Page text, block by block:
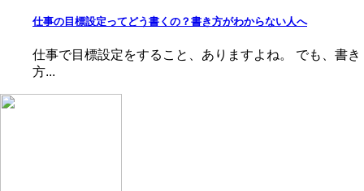
仕事の目標設定ってどう書くの？書き方がわからない人へ
仕事で目標設定をすること、ありますよね。 でも、書き
方...